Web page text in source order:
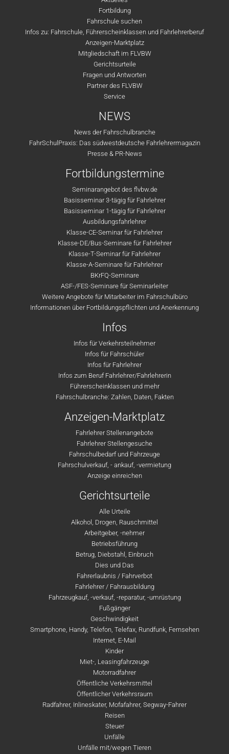
Fortbildung
Fahrschule suchen
Infos zu: Fahrschule, Führerscheinklassen und Fahrlehrerberuf
Anzeigen-Marktplatz
Mitgliedschaft im FLVBW
Gerichtsurteile
Fragen und Antworten
Partner des FLVBW
Service
NEWS
News der Fahrschulbranche
FahrSchulPraxis: Das südwestdeutsche Fahrlehrermagazin
Presse & PR-News
Fortbildungstermine
Seminarangebot des flvbw.de
Basisseminar 3-tägig für Fahrlehrer
Basisseminar 1-tägig für Fahrlehrer
Ausbildungsfahrlehrer
Klasse-CE-Seminar für Fahrlehrer
Klasse-DE/Bus-Seminare für Fahrlehrer
Klasse-T-Seminar für Fahrlehrer
Klasse-A-Seminare für Fahrlehrer
BKrFQ-Seminare
ASF-/FES-Seminare für Seminarleiter
Weitere Angebote für Mitarbeiter im Fahrschulbüro
Informationen über Fortbildungspflichten und Anerkennung
Infos
Infos für Verkehrsteilnehmer
Infos für Fahrschüler
Infos für Fahrlehrer
Infos zum Beruf Fahrlehrer/Fahrlehrerin
Führerscheinklassen und mehr
Fahrschulbranche: Zahlen, Daten, Fakten
Anzeigen-Marktplatz
Fahrlehrer Stellenangebote
Fahrlehrer Stellengesuche
Fahrschulbedarf und Fahrzeuge
Fahrschulverkauf, - ankauf, -vermietung
Anzeige einreichen
Gerichtsurteile
Alle Urteile
Alkohol, Drogen, Rauschmittel
Arbeitgeber, -nehmer
Betriebsführung
Betrug, Diebstahl, Einbruch
Dies und Das
Fahrerlaubnis / Fahrverbot
Fahrlehrer / Fahrausbildung
Fahrzeugkauf, -verkauf, -reparatur, -umrüstung
Fußgänger
Geschwindigkeit
Smartphone, Handy, Telefon, Telefax, Rundfunk, Fernsehen
Internet, E-Mail
Kinder
Miet-, Leasingfahrzeuge
Motorradfahrer
Öffentliche Verkehrsmittel
Öffentlicher Verkehrsraum
Radfahrer, Inlineskater, Mofafahrer, Segway-Fahrer
Reisen
Steuer
Unfälle
Unfälle mit/wegen Tieren